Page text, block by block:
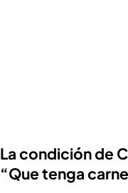
La condición de
“Que tenga